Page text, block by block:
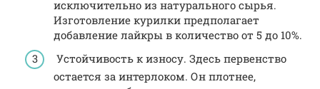
исключительно из натурального сырья.
Изготовление курилки предполагает
добавление лайкры в количество от 5 до 10%.
Устойчивость к износу. Здесь первенство
остается за интерлоком. Он плотнее,